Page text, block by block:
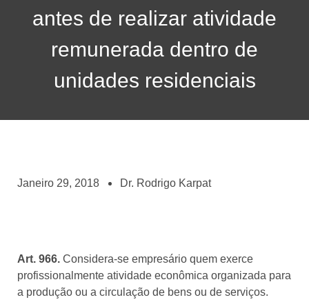
antes de realizar atividade
remunerada dentro de
unidades residenciais
Janeiro 29, 2018 Dr. Rodrigo Karpat
Art. 966. Considera-se empresário quem exerce
profissionalmente atividade econômica organizada para
a produção ou a circulação de bens ou de serviços.